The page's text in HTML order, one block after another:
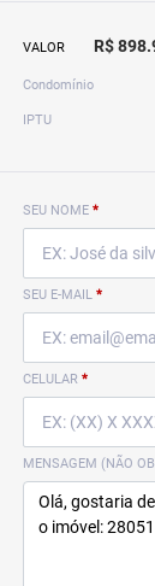
VALOR R$
Condomínio
IPTU
SEU NOME *
SEU E-MAIL *
CELULAR *
MENSAGEM (NÃO